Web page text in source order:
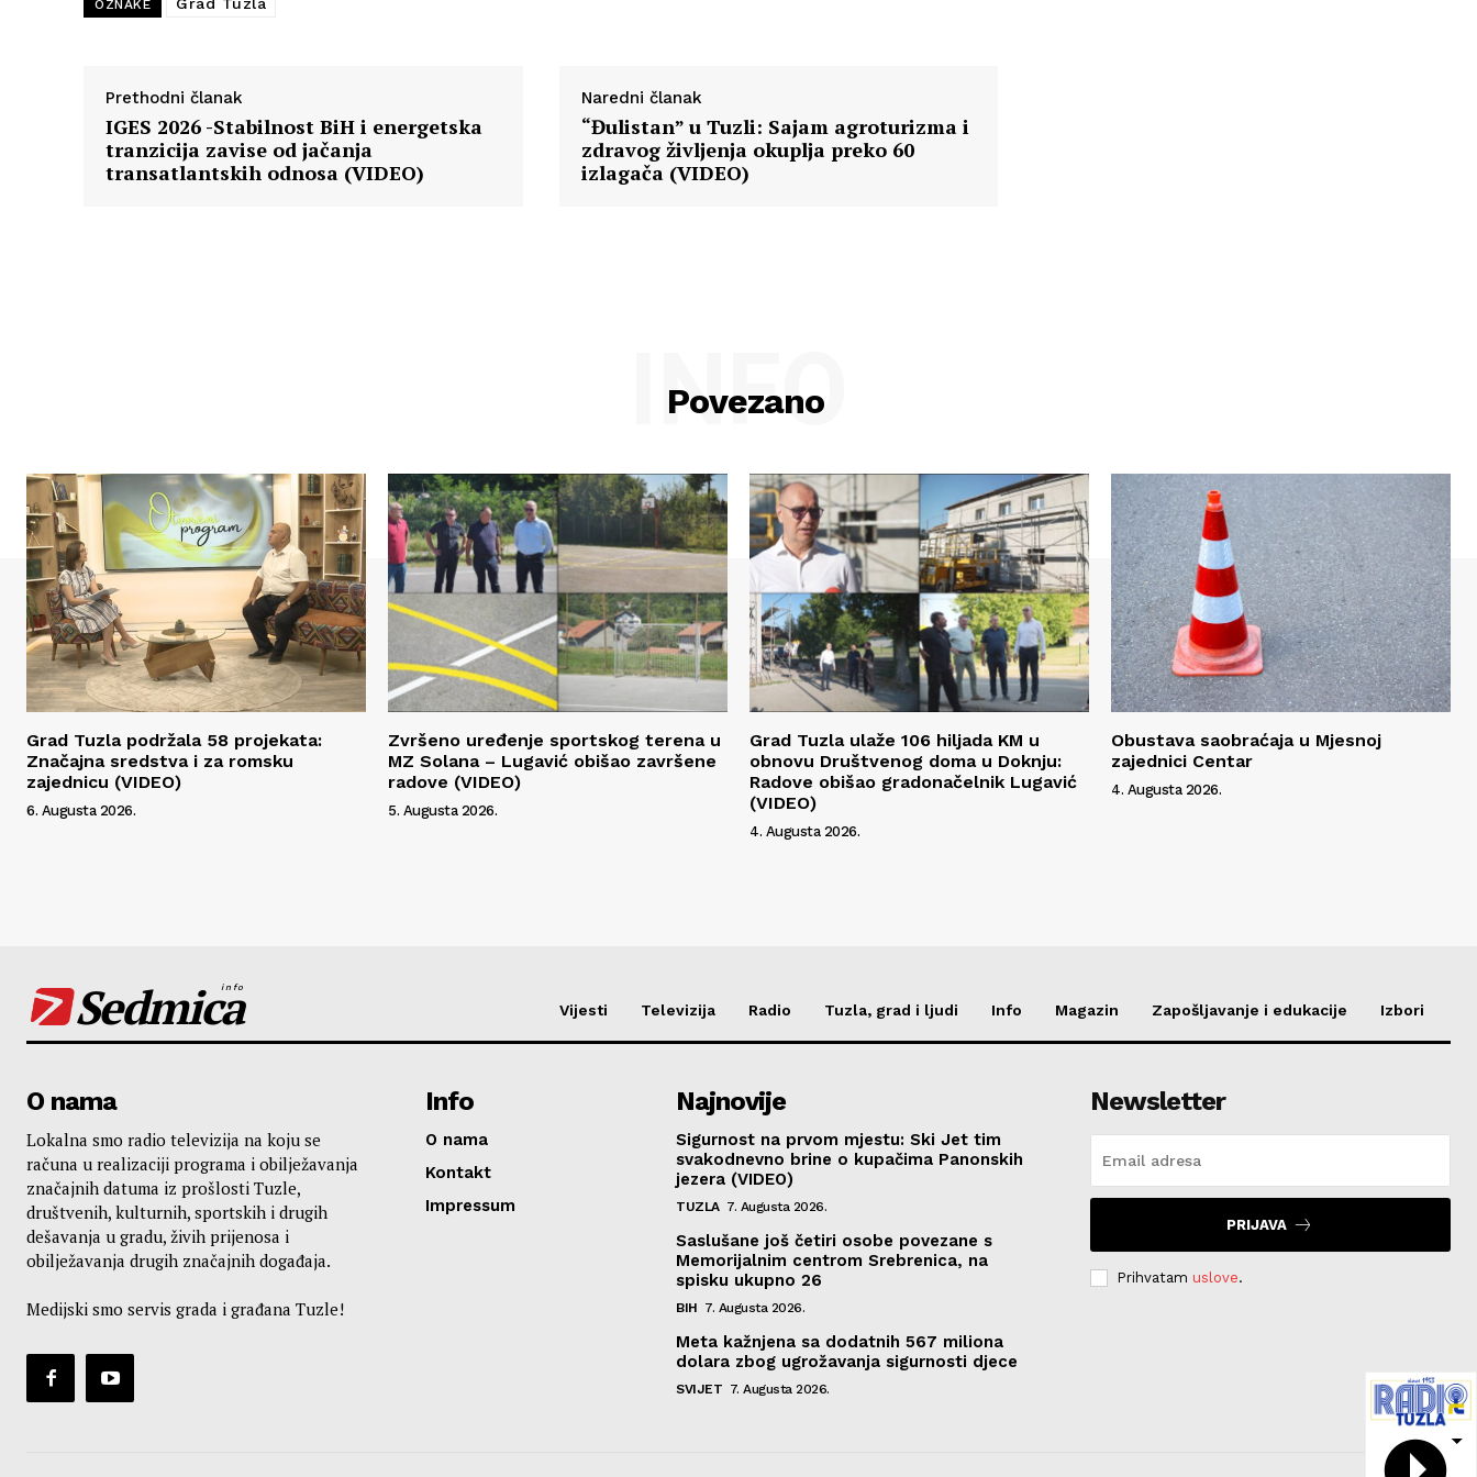
OZNAKE Grad Tuzla
Prethodni članak
IGES 2026 -Stabilnost BiH i energetska
tranzicija zavise od jačanja
transatlantskih odnosa (VIDEO)
Naredni članak
“Đulistan” u Tuzli: Sajam agroturizma i
zdravog življenja okuplja preko 60
izlagača (VIDEO)
Povezano
INFO
Grad Tuzla podržala 58 projekata:
Značajna sredstva i za romsku
zajednicu (VIDEO)
6. Augusta 2026.
Zvršeno uređenje sportskog terena u
MZ Solana – Lugavić obišao završene
radove (VIDEO)
5. Augusta 2026.
Grad Tuzla ulaže 106 hiljada KM u
obnovu Društvenog doma u Doknju:
Radove obišao gradonačelnik Lugavić
(VIDEO)
4. Augusta 2026.
Obustava saobraćaja u Mjesnoj
zajednici Centar
4. Augusta 2026.
Sedmica
info
Vijesti Televizija Radio Tuzla, grad i ljudi Info Magazin Zapošljavanje i edukacije Izbori
O nama
Lokalna smo radio televizija na koju se
računa u realizaciji programa i obilježavanja
značajnih datuma iz prošlosti Tuzle,
društvenih, kulturnih, sportskih i drugih
dešavanja u gradu, živih prijenosa i
obilježavanja drugih značajnih događaja.
Medijski smo servis grada i građana Tuzle!
Info
O nama
Kontakt
Impressum
Najnovije
Sigurnost na prvom mjestu: Ski Jet tim
svakodnevno brine o kupačima Panonskih
jezera (VIDEO)
TUZLA 7. Augusta 2026.
Saslušane još četiri osobe povezane s
Memorijalnim centrom Srebrenica, na
spisku ukupno 26
BIH 7. Augusta 2026.
Meta kažnjena sa dodatnih 567 miliona
dolara zbog ugrožavanja sigurnosti djece
SVIJET 7. Augusta 2026.
Newsletter
PRIJAVA
Prihvatam uslove.